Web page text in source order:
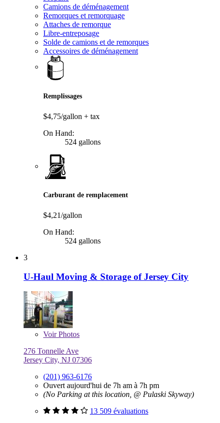
Camions de déménagement
Remorques et remorquage
Attaches de remorque
Libre-entreposage
Solde de camions et de remorques
Accessoires de déménagement
Remplissages
$4,75/gallon + tax
On Hand:
524 gallons
Carburant de remplacement
$4,21/gallon
On Hand:
524 gallons
3
U-Haul Moving & Storage of Jersey City
VoirPhotos
276 Tonnelle Ave
Jersey City, NJ 07306
(201) 963-6176
Ouvert aujourd'hui de 7h am à 7h pm
(No Parking at this location, @ Pulaski Skyway)
13 509 évaluations